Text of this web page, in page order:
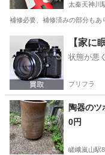
太秦天神川
補修必要、補修済みの部分も
京都市 太秦天神
【家に
状態が悪
プリフラ
陶器のツ
0円
嵯峨嵐山駅